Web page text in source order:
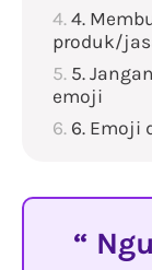
4.
produk/
5.
emoji
6. Emoji